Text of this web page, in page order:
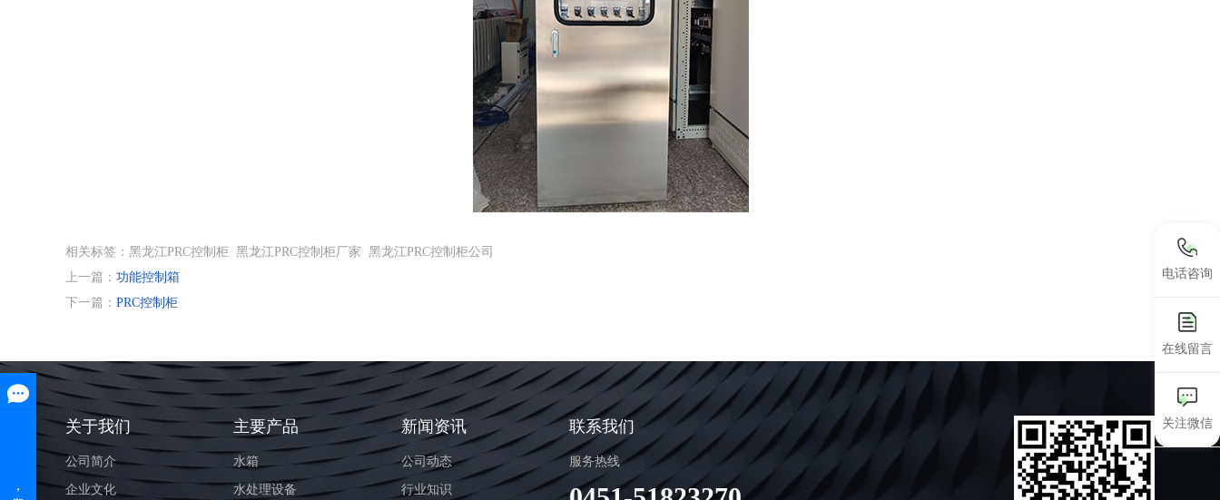
相关标签：黑龙江PRC控制柜 黑龙江PRC控制柜厂家 黑龙江PRC控制柜公司
上一篇： 功能控制箱
下一篇： PRC控制柜
关于我们
公司简介
企业文化
主要产品
水箱
水处理设备
新闻资讯
公司动态
行业知识
联系我们
服务热线
电话咨询
在线留言
关注微信